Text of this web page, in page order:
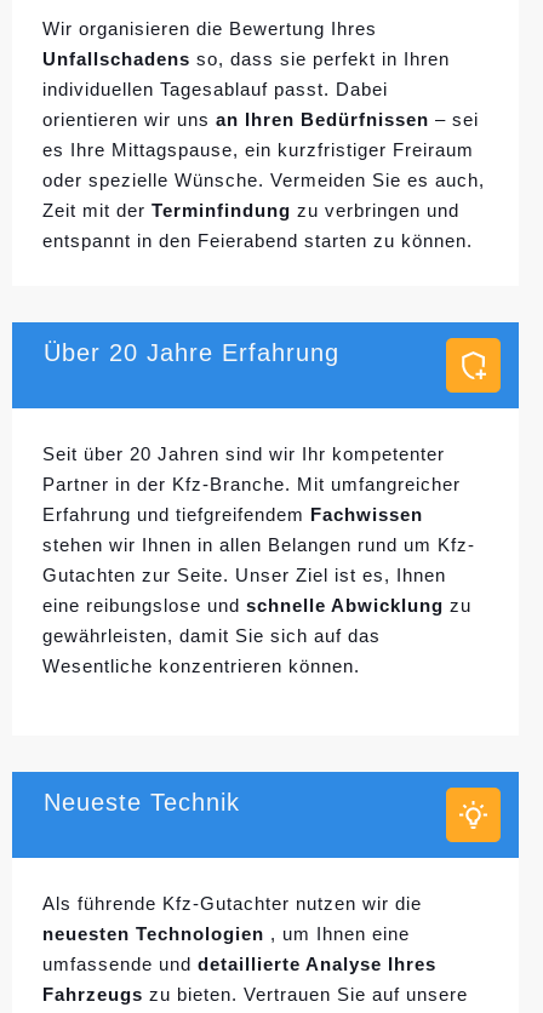
Wir organisieren die Bewertung Ihres
Unfallschadens so, dass sie perfekt in Ihren
individuellen Tagesablauf passt. Dabei
orientieren wir uns an Ihren Bedürfnissen – sei
es Ihre Mittagspause, ein kurzfristiger Freiraum
oder spezielle Wünsche. Vermeiden Sie es auch,
Zeit mit der Terminfindung zu verbringen und
entspannt in den Feierabend starten zu können.
Über 20 Jahre Erfahrung
Seit über 20 Jahren sind wir Ihr kompetenter
Partner in der Kfz-Branche. Mit umfangreicher
Erfahrung und tiefgreifendem Fachwissen
stehen wir Ihnen in allen Belangen rund um Kfz-
Gutachten zur Seite. Unser Ziel ist es, Ihnen
eine reibungslose und schnelle Abwicklung zu
gewährleisten, damit Sie sich auf das
Wesentliche konzentrieren können.
Neueste Technik
Als führende Kfz-Gutachter nutzen wir die
neuesten Technologien , um Ihnen eine
umfassende und detaillierte Analyse Ihres
Fahrzeugs zu bieten. Vertrauen Sie auf unsere